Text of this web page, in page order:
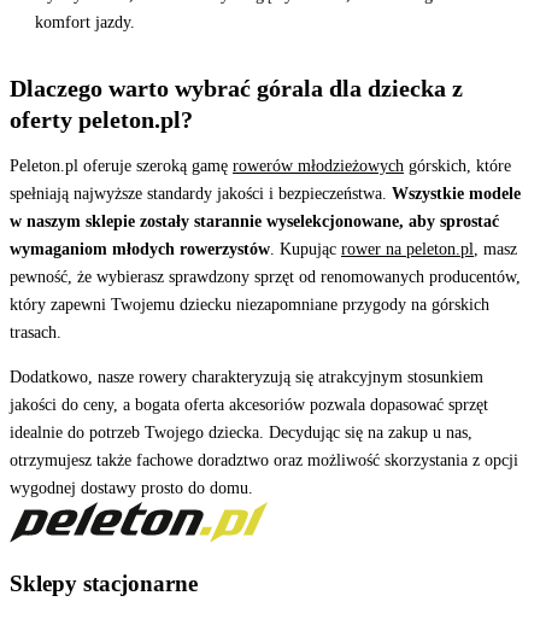
komfort jazdy.
Dlaczego warto wybrać górala dla dziecka z
oferty peleton.pl?
Peleton.pl oferuje szeroką gamę rowerów młodzieżowych górskich, które
spełniają najwyższe standardy jakości i bezpieczeństwa. Wszystkie modele
w naszym sklepie zostały starannie wyselekcjonowane, aby sprostać
wymaganiom młodych rowerzystów. Kupując rower na peleton.pl, masz
pewność, że wybierasz sprawdzony sprzęt od renomowanych producentów,
który zapewni Twojemu dziecku niezapomniane przygody na górskich
trasach.
Dodatkowo, nasze rowery charakteryzują się atrakcyjnym stosunkiem
jakości do ceny, a bogata oferta akcesoriów pozwala dopasować sprzęt
idealnie do potrzeb Twojego dziecka. Decydując się na zakup u nas,
otrzymujesz także fachowe doradztwo oraz możliwość skorzystania z opcji
wygodnej dostawy prosto do domu.
Sklepy stacjonarne